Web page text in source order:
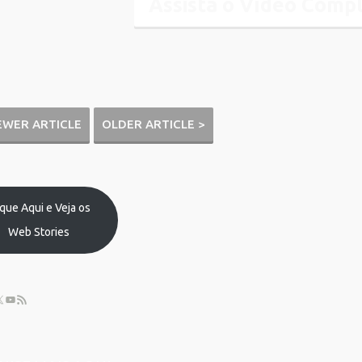
ARTICLE OLDER ARTICLE >
Aqui e Veja os
Web Stories